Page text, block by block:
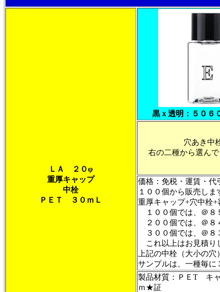
ＬＡ ２０φ
重厚キャップ
中栓
ＰＥＴ ３０ｍＬ
黒ｘ透明：５０６
穴あき中
右の二種から選ん
価格：免税・運賃・
１００個から販売し
重厚キャップ+穴中
１００個では、＠
２００個では、＠８
３００個では、
これ以上はお見積り
上記の中栓（大小の
サンプルは、一種毎に
製品材質：ＰＥT キ
ｍ★証